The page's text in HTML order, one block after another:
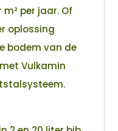
m² per jaar. Of
oplossing
bodem van de
Vulkamin